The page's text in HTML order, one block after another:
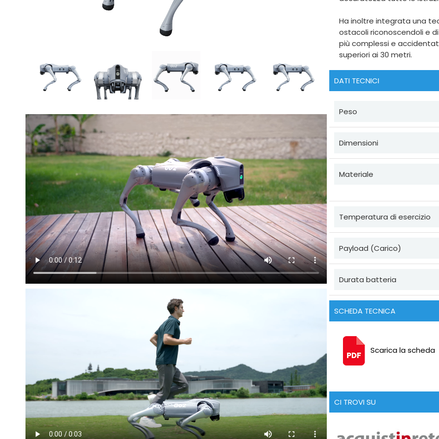
Ha inoltre integrata una
ostacoli riconoscendoli e
più complessi e
superiori ai 30 metri.
DATI TECNICI
Peso
Dimensioni
Materiale
Temperatura di esercizio
Payload (Carico)
Durata batteria
SCHEDA TECNICA
Scarica la scheda
CI TROVI SU